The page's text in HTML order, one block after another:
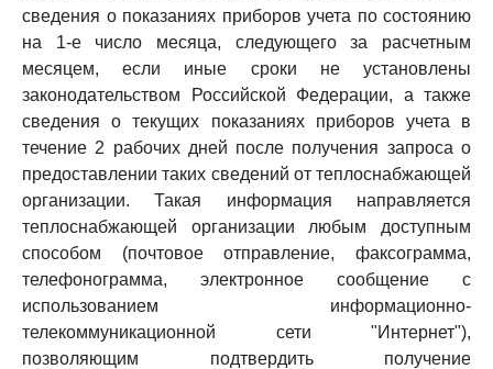
сведения о показаниях приборов учета по состоянию
на 1-е число месяца, следующего за расчетным
месяцем, если иные сроки не установлены
законодательством Российской Федерации, а также
сведения о текущих показаниях приборов учета в
течение 2 рабочих дней после получения запроса о
предоставлении таких сведений от теплоснабжающей
организации. Такая информация направляется
теплоснабжающей организации любым доступным
способом (почтовое отправление, факсограмма,
телефонограмма, электронное сообщение с
использованием информационно-
телекоммуникационной сети "Интернет"),
позволяющим подтвердить получение